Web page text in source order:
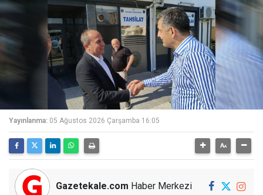
Yayınlanma: 05 Ağustos 2026 Çarşamba 16:05
Gazetekale.com Haber Merkezi